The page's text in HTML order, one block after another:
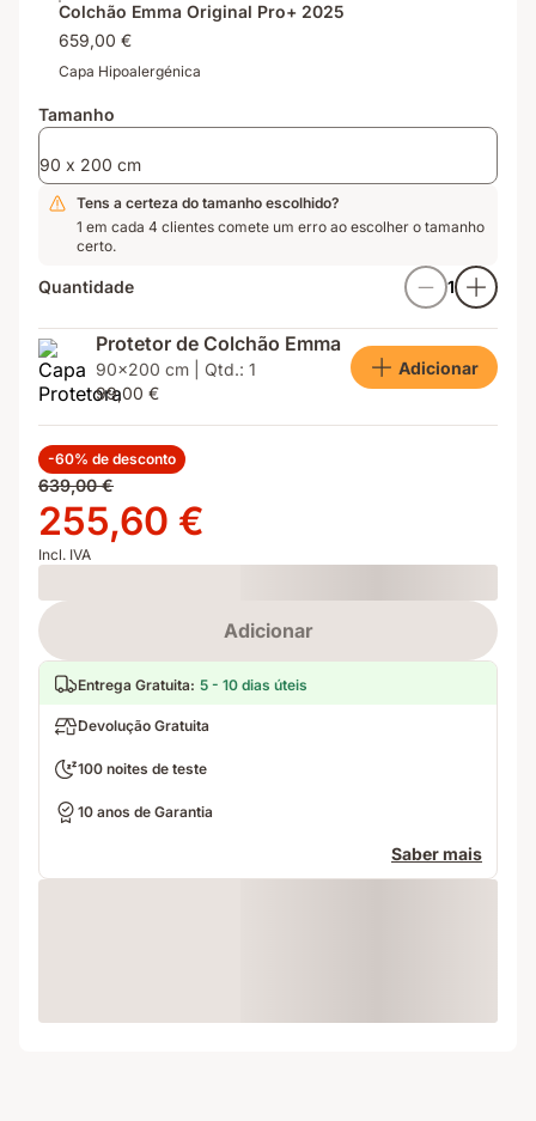
Colchão Emma Original Pro+ 2025
659,00 €
Capa Hipoalergénica
Tamanho
90 x 200 cm
Tens a certeza do tamanho escolhido?
1 em cada 4 clientes comete um erro ao escolher o tamanho
certo.
Quantidade 1
Protetor de Colchão Emma
90x200 cm | Qtd.: 1
99,00 €
Adicionar
-60% de desconto
Preço
original
639,00 €
639,00 €
Preço
255,60 €
255,60 €
Incl. IVA
Loading
Adicionar
Entrega Gratuita: 5 - 10 dias úteis
Devolução Gratuita
100 noites de teste
10 anos de Garantia
Saber mais